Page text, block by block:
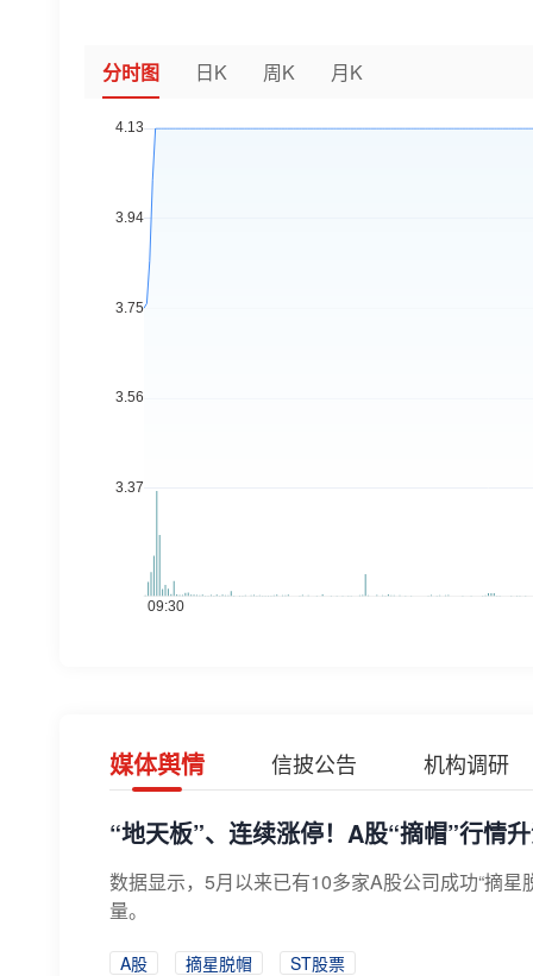
分时图 日K 周K 月K
媒体舆情 信披公告 机构调研
“地天板”、连续涨停！A股“摘帽”行情
数据显示，5月以来已有10多家A股公司成功“摘星
量。
A股 摘星脱帽
ST股票